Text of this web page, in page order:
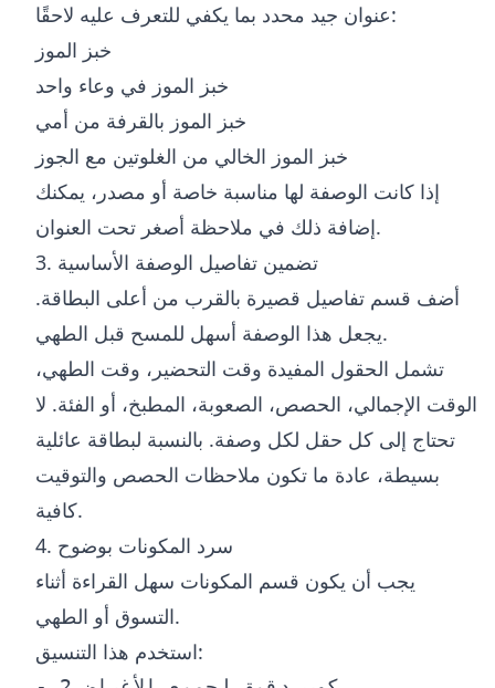
عنوان جيد محدد بما يكفي للتعرف عليه لاحقًا:
خبز الموز
خبز الموز في وعاء واحد
خبز الموز بالقرفة من أمي
خبز الموز الخالي من الغلوتين مع الجوز
إذا كانت الوصفة لها مناسبة خاصة أو مصدر، يمكنك
إضافة ذلك في ملاحظة أصغر تحت العنوان.
3. تضمين تفاصيل الوصفة الأساسية
أضف قسم تفاصيل قصيرة بالقرب من أعلى البطاقة.
يجعل هذا الوصفة أسهل للمسح قبل الطهي.
تشمل الحقول المفيدة وقت التحضير، وقت الطهي،
الوقت الإجمالي، الحصص، الصعوبة، المطبخ، أو الفئة. لا
تحتاج إلى كل حقل لكل وصفة. بالنسبة لبطاقة عائلية
بسيطة، عادة ما تكون ملاحظات الحصص والتوقيت
كافية.
4. سرد المكونات بوضوح
يجب أن يكون قسم المكونات سهل القراءة أثناء
التسوق أو الطهي.
استخدم هذا التنسيق: